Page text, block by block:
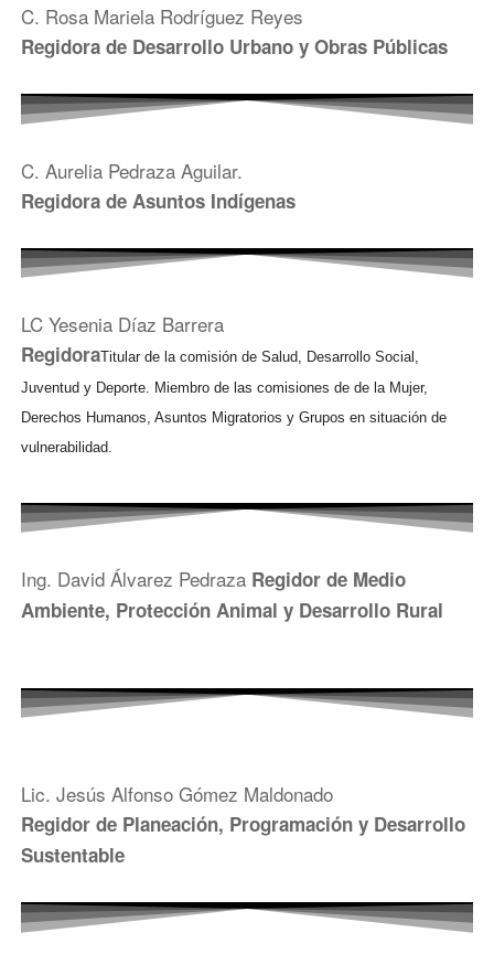
C. Rosa Mariela Rodríguez Reyes
Regidora de Desarrollo Urbano y Obras Públicas
C. Aurelia Pedraza Aguilar.
Regidora de Asuntos Indígenas
LC Yesenia Díaz Barrera
RegidoraTitular de la comisión de Salud, Desarrollo Social,
Juventud y Deporte. Miembro de las comisiones de de la Mujer,
Derechos Humanos, Asuntos Migratorios y Grupos en situación de
vulnerabilidad.
Ing. David Álvarez Pedraza Regidor de Medio
Ambiente, Protección Animal y Desarrollo Rural
Lic. Jesús Alfonso Gómez Maldonado
Regidor de Planeación, Programación y Desarrollo
Sustentable